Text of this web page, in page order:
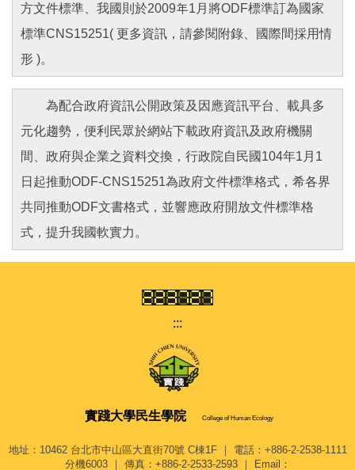
方文件標準、我國則於2009年1月將ODF標準訂為國家
標準CNS15251( 更多資訊，請參閱附錄、國際間採用情
形 )。
為配合政府資訊公開政策及因應資訊平台、載具多
元化趨勢，便利民眾於網站下載政府資訊及政府機關
間、政府與企業之資料交換，行政院自民國104年1月1
日起推動ODF-CNS15251為政府文件標準格式，希各界
共同推動ODF文書格式，並響應政府開放文件標準格
式，提升我國軟實力。
:::
實踐大學民生學院 College of Human Ecology
地址：10462 台北市中山區大直街70號 C棟1F ｜ 電話：+886-2-2538-1111
分機6003 ｜ 傳真：+886-2-2533-2593 ｜ Email：